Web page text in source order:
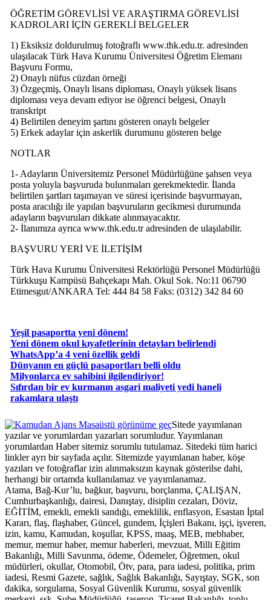
ÖĞRETİM GÖREVLİSİ VE ARAŞTIRMA GÖREVLİSİ
KADROLARI İÇİN GEREKLİ BELGELER
1) Eksiksiz doldurulmuş fotoğraflı www.thk.edu.tr. adresinden
ulaşılacak Türk Hava Kurumu Üniversitesi Öğretim Elemanı
Başvuru Formu,
2) Onaylı nüfus cüzdan örneği
3) Özgeçmiş, Onaylı lisans diploması, Onaylı yüksek lisans
diploması veya devam ediyor ise öğrenci belgesi, Onaylı
transkript
4) Belirtilen deneyim şartını gösteren onaylı belgeler
5) Erkek adaylar için askerlik durumunu gösteren belge
NOTLAR
1- Adayların Üniversitemiz Personel Müdürlüğüne şahsen veya
posta yoluyla başvuruda bulunmaları gerekmektedir. İlanda
belirtilen şartları taşımayan ve süresi içerisinde başvurmayan,
posta aracılığı ile yapılan başvuruların gecikmesi durumunda
adayların başvuruları dikkate alınmayacaktır.
2- İlanımıza ayrıca www.thk.edu.tr adresinden de ulaşılabilir.
BAŞVURU YERİ VE İLETİŞİM
Türk Hava Kurumu Üniversitesi Rektörlüğü Personel Müdürlüğü
Türkkuşu Kampüsü Bahçekapı Mah. Okul Sok. No:11 06790
Etimesgut/ANKARA Tel: 444 84 58 Faks: (0312) 342 84 60
Yeşil pasaportta yeni dönem!
Yeni dönem okul kıyafetlerinin detayları belirlendi
WhatsApp’a 4 yeni özellik geldi
Dünyanın en güçlü pasaportları belli oldu
Milyonlarca ev sahibini ilgilendiriyor!
Sıfırdan bir ev kurmanın asgari maliyeti yedi haneli
rakamlara ulaştı
Masaüstü görünüme geçSitede yayımlanan
yazılar ve yorumlardan yazarları sorumludur. Yayımlanan
yorumlardan Haber sitemiz sorumlu tutulamaz. Sitedeki tüm harici
linkler ayrı bir sayfada açılır. Sitemizde yayımlanan haber, köşe
yazıları ve fotoğraflar izin alınmaksızın kaynak gösterilse dahi,
herhangi bir ortamda kullanılamaz ve yayımlanamaz.
Atama, Bağ-Kur’lu, bağkur, başvuru, borçlanma, ÇALIŞAN,
Cumhurbaşkanlığı, dairesi, Danıştay, disiplin cezaları, Döviz,
EĞİTİM, emekli, emekli sandığı, emeklilik, enflasyon, Esastan İptal
Kararı, flaş, flaşhaber, Güncel, gundem, İçişleri Bakanı, işçi, işveren,
izin, kamu, Kamudan, koşullar, KPSS, maaş, MEB, mebhaber,
memur, memur haber, memur haberleri, mevzuat, Milli Eğitim
Bakanlığı, Milli Savunma, ödeme, Ödemeler, Öğretmen, okul
müdürleri, okullar, Otomobil, Ötv, para, para iadesi, politika, prim
iadesi, Resmi Gazete, sağlık, Sağlık Bakanlığı, Sayıştay, SGK, son
dakika, sorgulama, Sosyal Güvenlik Kurumu, sosyal güvenlik